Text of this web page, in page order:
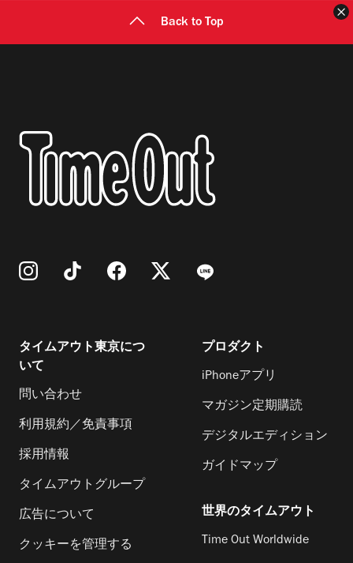
Back to Top
タイムアウト東京につ
いて
問い合わせ
利用規約／免責事項
採用情報
タイムアウトグループ
広告について
クッキーを管理する
プロダクト
iPhoneアプリ
マガジン定期購読
デジタルエディション
ガイドマップ
世界のタイムアウト
Time Out Worldwide